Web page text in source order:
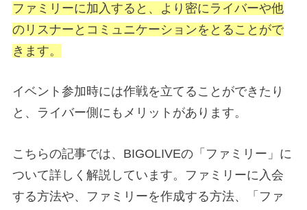
ファミリーに加入すると、より密にライバーや他
のリスナーとコミュニケーションをとることがで
きます。
イベント参加時には作戦を立てることができたり
と、ライバー側にもメリットがあります。
こちらの記事では、BIGOLIVEの「ファミリー」に
ついて詳しく解説しています。ファミリーに入会
する方法や、ファミリーを作成する方法、「ファ